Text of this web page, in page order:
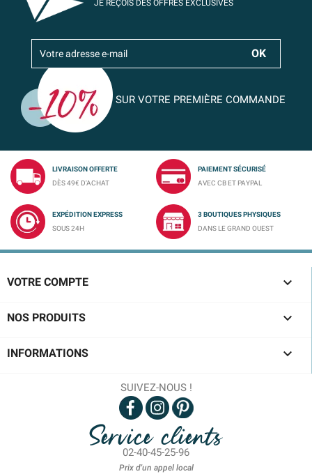
JE REÇOIS DES OFFRES EXCLUSIVES
SUR VOTRE PREMIÈRE COMMANDE
LIVRAISON OFFERTE
DÈS 49€ D'ACHAT
PAIEMENT SÉCURISÉ
AVEC CB ET PAYPAL
EXPÉDITION EXPRESS
SOUS 24H
3 BOUTIQUES PHYSIQUES
DANS LE GRAND OUEST
VOTRE COMPTE 
NOS PRODUITS 
INFORMATIONS 
SUIVEZ-NOUS !
Service clients
02-40-45-25-96
Prix d'un appel local